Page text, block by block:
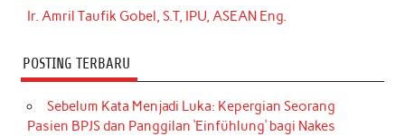
Ir. Amril Taufik Gobel, S.T, IPU, ASEAN Eng.
POSTING TERBARU
Sebelum Kata Menjadi Luka: Kepergian Seorang
Pasien BPJS dan Panggilan ‘Einfühlung’ bagi Nakes